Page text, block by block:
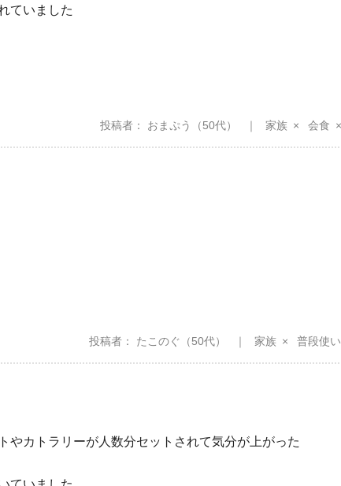
ていました
投稿者 おまぷう （50代） 家族 会食
投稿者 たこのぐ （50代） 家族 普段使い
やカトラリーが人数分セットされて気分が上がった